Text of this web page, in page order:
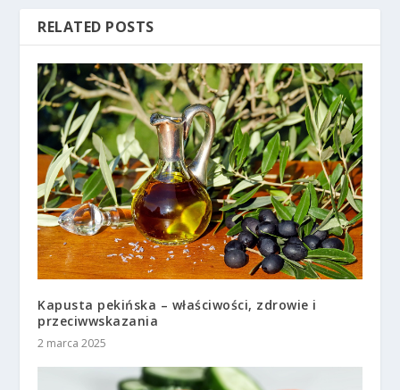
RELATED POSTS
Kapusta pekińska – właściwości, zdrowie i
przeciwwskazania
2 marca 2025